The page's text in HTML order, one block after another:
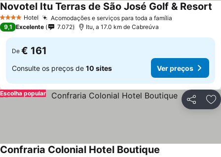
4 EstrelasHotel Acomodações e serviços para toda a família
Novotel Itu Terras de São José Golf & Resort
9,1 Excelente 7.072 Itu, a 17.0 km de Cabreúva
De € 161
Consulte os preços de 10 sites Ver preços
Partilhar
Escolha popular
Confraria Colonial Hotel Boutique